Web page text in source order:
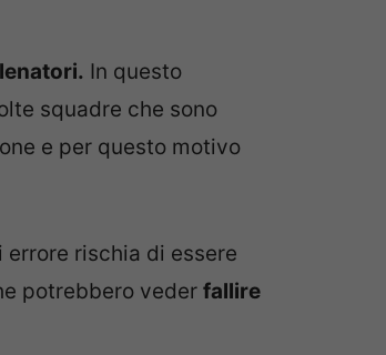
In questo
squadre che sono
e per questo motivo
rischia di essere
potrebbero veder fallire